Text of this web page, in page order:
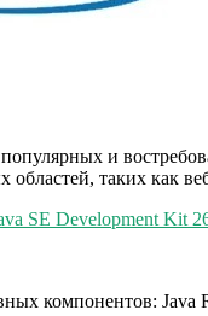
и
таких как
SE Development Kit
компонентов: